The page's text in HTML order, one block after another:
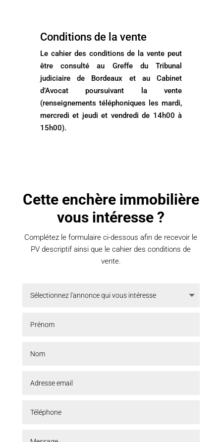
Conditions de la vente
Le cahier des conditions de la vente peut
être consulté au Greffe du Tribunal
judiciaire de Bordeaux et au Cabinet
d’Avocat poursuivant la vente
(renseignements téléphoniques les mardi,
mercredi et jeudi et vendredi de 14h00 à
15h00).
Cette enchère immobilière
vous intéresse ?
Complétez le formulaire ci-dessous afin de recevoir le
PV descriptif ainsi que le cahier des conditions de
vente.